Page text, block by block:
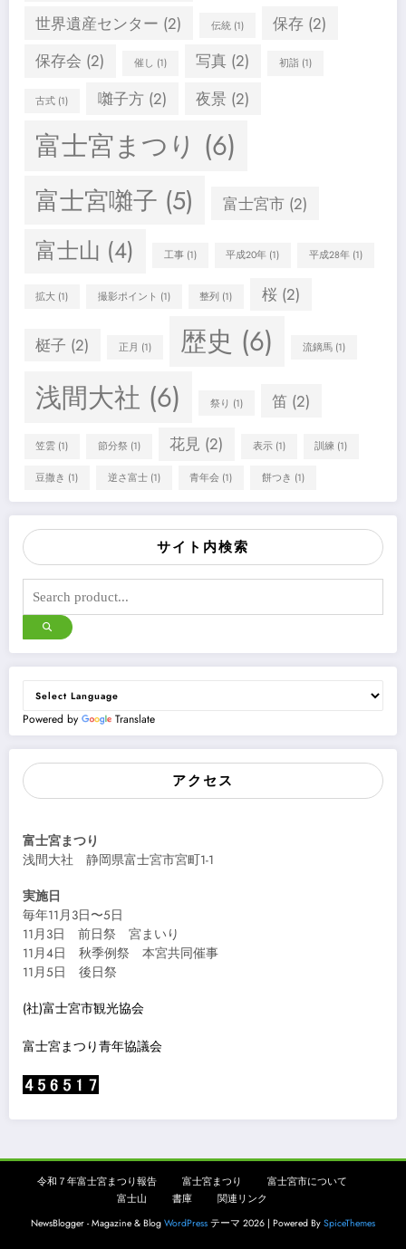
世界遺産センター (2) 伝統(1) 保存 (2)
保存会 (2) 催し (1) 写真 (2) 初詣(1)
古式 (1) 囃子方(2) 夜景 (2)
富士宮まつり (6)
富士宮囃子 (5) 富士宮市(2)
富士山 (4) 工事(1) 平成20年 (1) 平成28年(1)
拡大 (1) 撮影ポイント (1) 整列 (1) 桜(2)
梃子 (2) 正月 (1) 歴史 (6) 流鏑馬(1)
浅間大社 (6) 祭り (1) 笛 (2)
笠雲 (1) 節分祭(1) 花見 (2) 表示(1) 訓練 (1)
豆撒き (1) 逆さ富士(1) 青年会 (1) 餅つき (1)
サイト内検索
Powered by Translate
アクセス
富士宮まつり
浅間大社 静岡県富士宮市宮町1-1
実施日
毎年11月3日〜5日
11月3日 前日祭 宮まいり
11月4日 秋季例祭 本宮共同催事
11月5日 後日祭
(社)富士宮市観光協会
富士宮まつり青年協議会
令和７年富士宮まつり報告 富士宮まつり
富士宮市について
富士山
書庫
関連リンク
NewsBlogger - Magazine & Blog WordPress テーマ 2026 | Powered By SpiceThemes